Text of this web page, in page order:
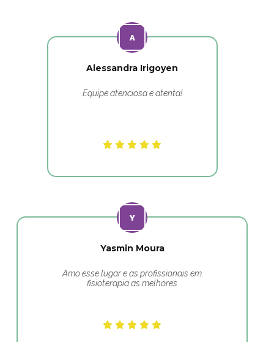
Alessandra Irigoyen
Equipe atenciosa e atenta!
Yasmin Moura
Amo esse lugar e as profissionais em
fisioterapia as melhores